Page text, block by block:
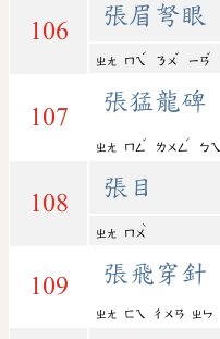
106
張眉弩眼
ㄓㄤ ㄇㄟ
ˊ
ㄋㄨ
ˇ
ㄧㄢ
ˇ
107
張猛龍碑
ㄓㄤ ㄇㄥ
ˇ
ㄌㄨㄥ
ˊ
ㄅㄟ
108
張目
ㄓㄤ ㄇㄨ
ˋ
109 張飛穿針
ㄓㄤ ㄈㄟ ㄔㄨㄢ ㄓㄣ